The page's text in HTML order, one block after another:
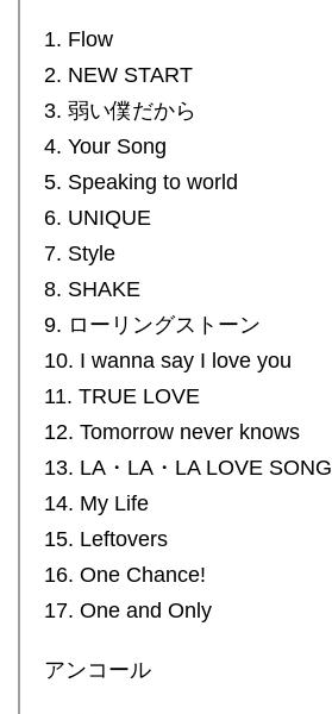
1. Flow
2. NEW START
3. 弱い僕だから
4. Your Song
5. Speaking to world
6. UNIQUE
7. Style
8. SHAKE
9. ローリングストーン
10. I wanna say I love you
11. TRUE LOVE
12. Tomorrow never knows
13. LA・LA・LA LOVE SONG
14. My Life
15. Leftovers
16. One Chance!
17. One and Only
アンコール